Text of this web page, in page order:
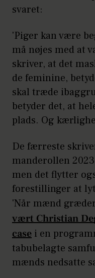
svaret:
'Piger kan være
må nøjes med at
skriver, at det
de feminine,
skal træde
betyder det, at
plads. Og
De færreste
manderollen
men det flytter
forestillinger at
'Når mænd
vært Christian
case i en
tabubelagte
mænds nedsatte